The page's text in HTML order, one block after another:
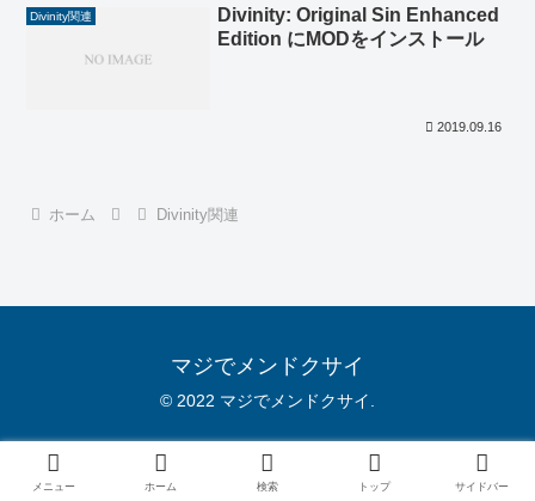
Divinity関連
Divinity: Original Sin Enhanced
Edition にMODをインストール
2019.09.16
ホーム Divinity関連
マジでメンドクサイ
© 2022 マジでメンドクサイ.
メニュー ホーム 検索 トップ サイドバー